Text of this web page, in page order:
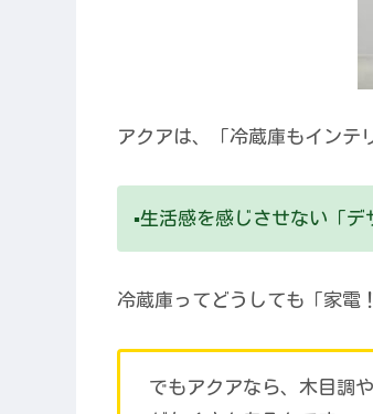
アクアは、「冷蔵庫もインテ
▪️生活感を感じさせない「デ
冷蔵庫ってどうしても「家電
でもアクアなら、木目調